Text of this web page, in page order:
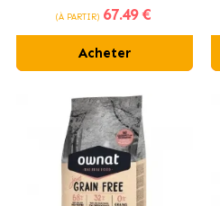
Chats Stérilisés
(À PARTIR) 67.49 €
Acheter